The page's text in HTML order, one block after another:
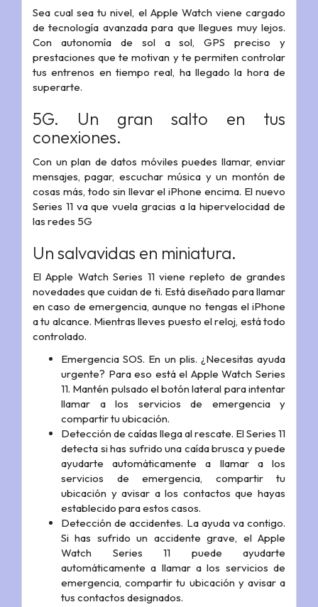
Sea cual sea tu nivel, el Apple Watch viene cargado
de tecnología avanzada para que llegues muy lejos.
Con autonomía de sol a sol, GPS preciso y
prestaciones que te motivan y te permiten controlar
tus entrenos en tiempo real, ha llegado la hora de
superarte.
5G. Un gran salto en tus
conexiones.
Con un plan de datos móviles puedes llamar, enviar
mensajes, pagar, escuchar música y un montón de
cosas más, todo sin llevar el iPhone encima. El nuevo
Series 11 va que vuela gracias a la hipervelocidad de
las redes 5G
Un salvavidas en miniatura.
El Apple Watch Series 11 viene repleto de grandes
novedades que cuidan de ti. Está diseñado para llamar
en caso de emergencia, aunque no tengas el iPhone
a tu alcance. Mientras lleves puesto el reloj, está todo
controlado.
Emergencia SOS. En un plis. ¿Necesitas ayuda
urgente? Para eso está el Apple Watch Series
11. Mantén pulsado el botón lateral para intentar
llamar a los servicios de emergencia y
compartir tu ubicación.
Detección de caídas llega al rescate. El Series 11
detecta si has sufrido una caída brusca y puede
ayudarte automáticamente a llamar a los
servicios de emergencia, compartir tu
ubicación y avisar a los contactos que hayas
establecido para estos casos.
Detección de accidentes. La ayuda va contigo.
Si has sufrido un accidente grave, el Apple
Watch Series 11 puede ayudarte
automáticamente a llamar a los servicios de
emergencia, compartir tu ubicación y avisar a
tus contactos designados.